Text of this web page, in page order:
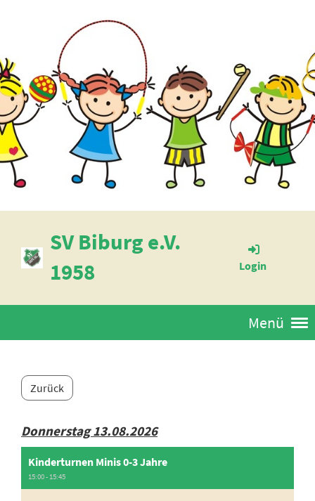
SV Biburg e.V.
1958
Login
Menü
Zurück
Donnerstag 13.08.2026
Kinderturnen Minis 0-3 Jahre
15:00 - 15:45